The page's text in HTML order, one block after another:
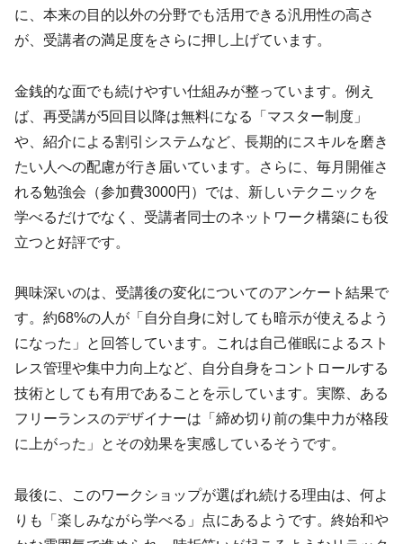
に、本来の目的以外の分野でも活用できる汎用性の高さ
が、受講者の満足度をさらに押し上げています。
金銭的な面でも続けやすい仕組みが整っています。例え
ば、再受講が5回目以降は無料になる「マスター制度」
や、紹介による割引システムなど、長期的にスキルを磨き
たい人への配慮が行き届いています。さらに、毎月開催さ
れる勉強会（参加費3000円）では、新しいテクニックを
学べるだけでなく、受講者同士のネットワーク構築にも役
立つと好評です。
興味深いのは、受講後の変化についてのアンケート結果で
す。約68%の人が「自分自身に対しても暗示が使えるよう
になった」と回答しています。これは自己催眠によるスト
レス管理や集中力向上など、自分自身をコントロールする
技術としても有用であることを示しています。実際、ある
フリーランスのデザイナーは「締め切り前の集中力が格段
に上がった」とその効果を実感しているそうです。
最後に、このワークショップが選ばれ続ける理由は、何よ
りも「楽しみながら学べる」点にあるようです。終始和や